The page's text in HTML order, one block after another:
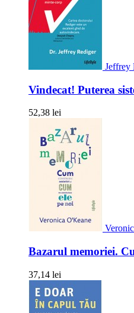
Jeffrey
Vindecat! Puterea
52,38 lei
Bazarul memoriei.
37,14 lei